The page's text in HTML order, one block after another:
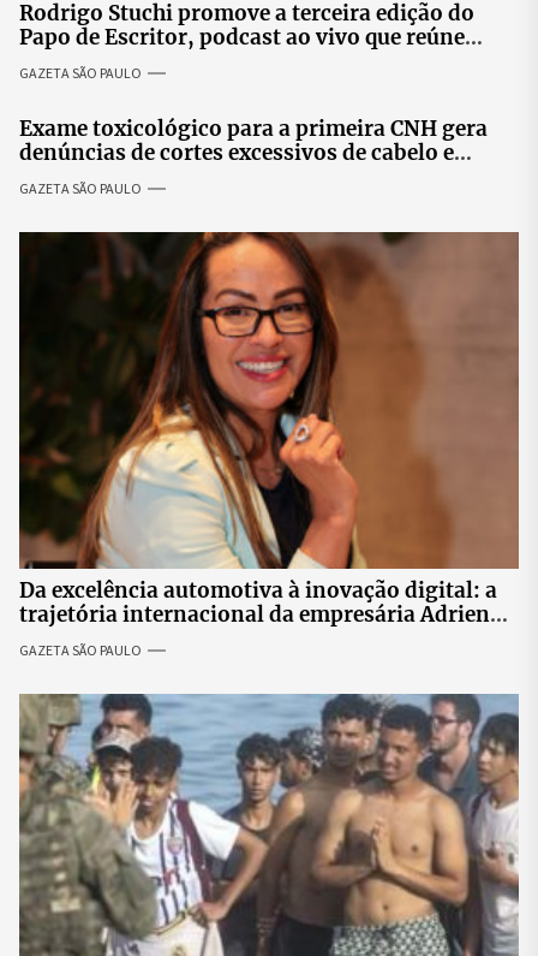
Rodrigo Stuchi promove a terceira edição do
Papo de Escritor, podcast ao vivo que reúne
especialistas para discutir saúde mental e
prosperidade.
GAZETA SÃO PAULO
Exame toxicológico para a primeira CNH gera
denúncias de cortes excessivos de cabelo e
revolta entre candidatas
GAZETA SÃO PAULO
Da excelência automotiva à inovação digital: a
trajetória internacional da empresária Adriene
GAZETA SÃO PAULO